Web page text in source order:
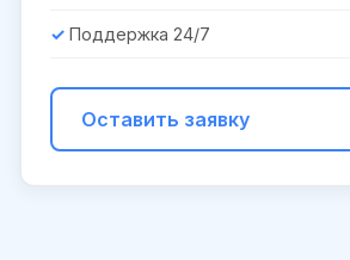
Поддержка 24/7
Оставить заявку